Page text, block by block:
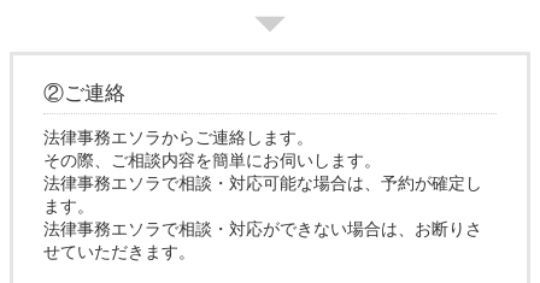
②ご連絡
法律事務エソラからご連絡します。
その際、ご相談内容を簡単にお伺いします。
法律事務エソラで相談・対応可能な場合は、予約が確定し
ます。
法律事務エソラで相談・対応ができない場合は、お断りさ
せていただきます。